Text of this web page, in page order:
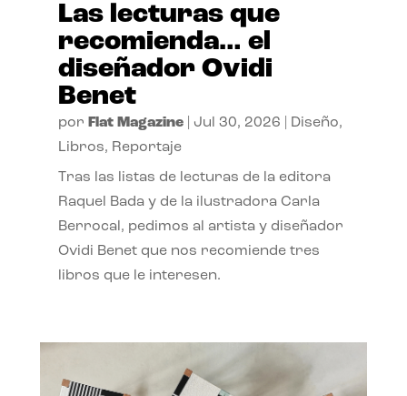
Las lecturas que
recomienda… el
diseñador Ovidi
Benet
por Flat Magazine| Jul 30, 2026 Diseño,
Libros, Reportaje
Tras las listas de lecturas de la editora
Raquel Bada y de la ilustradora Carla
Berrocal, pedimos al artista y diseñador
Ovidi Benet que nos recomiende tres
libros que le interesen.